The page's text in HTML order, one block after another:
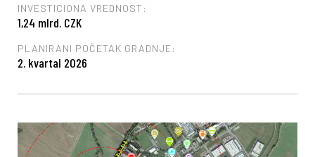
INVESTICIONA VREDNOST:
1,24 mlrd. CZK
PLANIRANI POČETAK GRADNJE:
2. kvartal 2026